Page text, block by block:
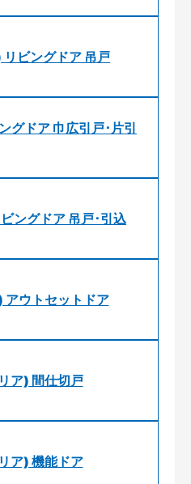
ビングドア 吊戸
グドア 巾広引戸･片引
ングドア 吊戸･引込
ウトセットドア
ア) 間仕切戸
ア) 機能ドア